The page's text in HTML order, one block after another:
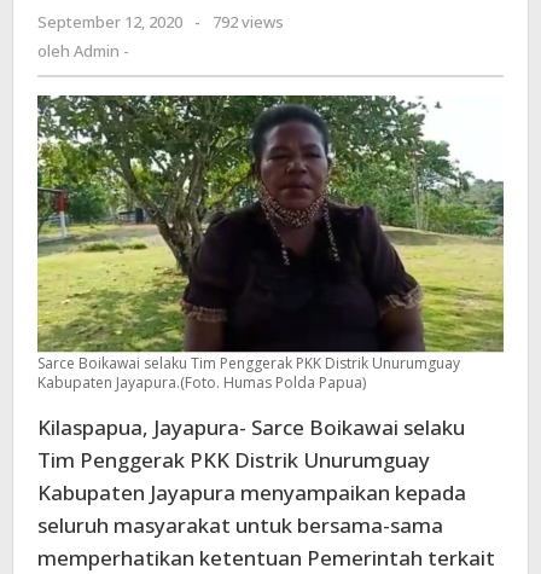
Ikuti
Kesehatan
September 12, 2020
oleh
-
792 views
oleh Admin -
Sarce Boikawai selaku Tim Penggerak PKK Distrik Unurumguay
Kabupaten Jayapura.(Foto. Humas Polda Papua)
Kilaspapua, Jayapura- Sarce Boikawai selaku
Tim Penggerak PKK Distrik Unurumguay
Kabupaten Jayapura menyampaikan kepada
seluruh masyarakat untuk bersama-sama
memperhatikan ketentuan Pemerintah terkait